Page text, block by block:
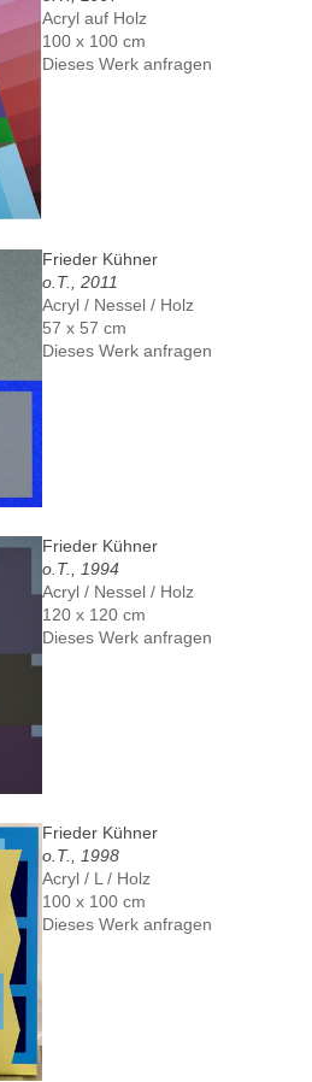
Acryl auf Holz
100 x 100 cm
Dieses Werk anfragen
Frieder Kühner
o.T., 2011
Acryl / Nessel / Holz
57 x 57 cm
Dieses Werk anfragen
Frieder Kühner
o.T., 1994
Acryl / Nessel / Holz
120 x 120 cm
Dieses Werk anfragen
Frieder Kühner
o.T., 1998
Acryl / L / Holz
100 x 100 cm
Dieses Werk anfragen